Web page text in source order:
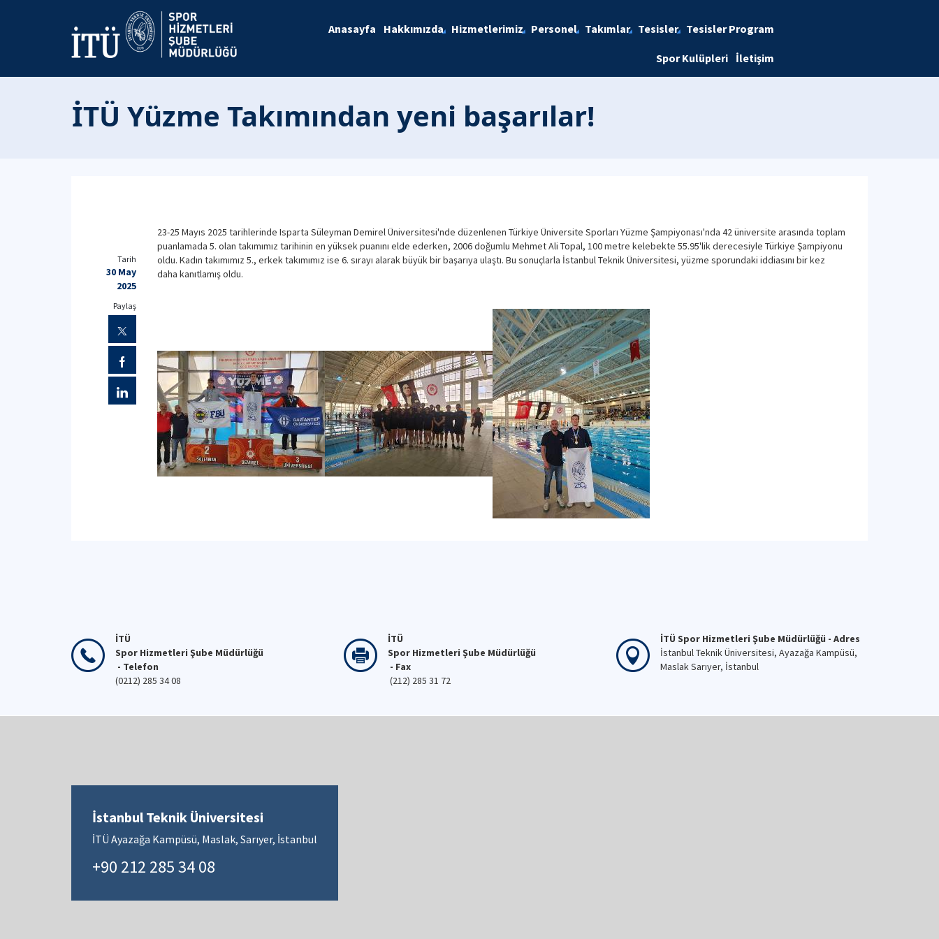
Anasayfa Hakkımızda Hizmetlerimiz Personel Takımlar Tesisler Tesisler Program
Spor Kulüpleri İletişim
İTÜ Yüzme Takımından yeni başarılar!
23-25 Mayıs 2025 tarihlerinde Isparta Süleyman Demirel Üniversitesi'nde düzenlenen Türkiye Üniversite Sporları Yüzme Şampiyonası'nda 42 üniversite arasında toplam
puanlamada 5. olan takımımız tarihinin en yüksek puanını elde ederken, 2006 doğumlu Mehmet Ali Topal, 100 metre kelebekte 55.95'lik derecesiyle Türkiye Şampiyonu
oldu. Kadın takımımız 5., erkek takımımız ise 6. sırayı alarak büyük bir başarıya ulaştı. Bu sonuçlarla İstanbul Teknik Üniversitesi, yüzme sporundaki iddiasını bir kez
daha kanıtlamış oldu.
Tarih
30 May
2025
Paylaş
İTÜ
Spor Hizmetleri Şube Müdürlüğü
- Telefon
(0212) 285 34 08
İTÜ
Spor Hizmetleri Şube Müdürlüğü
- Fax
(212) 285 31 72
İTÜ Spor Hizmetleri Şube Müdürlüğü - Adres
İstanbul Teknik Üniversitesi, Ayazağa Kampüsü,
Maslak Sarıyer, İstanbul
İstanbul Teknik Üniversitesi
İTÜ Ayazağa Kampüsü, Maslak, Sarıyer, İstanbul
+90 212 285 34 08